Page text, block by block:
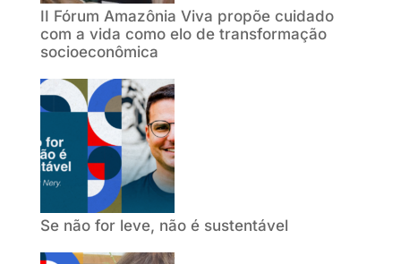
II Fórum Amazônia Viva propõe cuidado
com a vida como elo de transformação
socioeconômica
Se não for leve, não é sustentável